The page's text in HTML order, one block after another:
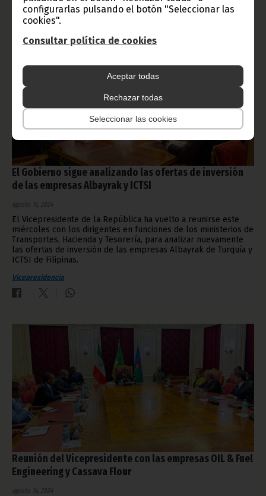
configurarlas pulsando el botón "Seleccionar las
cookies".
Consultar política de cookies
Aceptar todas
Rechazar todas
Seleccionar las cookies
El Gobierno sigue analizando las ofertas de inversión
de las empresas Albayrak y ICTSI
agosto 14, 2024
El Vicepresidente de la República ha vuelto a reunirse este
miércoles con los dirigentes en funciones de los ministerios de
Transportes, Hacienda y Tesorería, para analizar nuevamente
las ofertas de inversión de las empresas Albayrak de Turquía y
ICTSI de Filipinas.
Vicepresidencia
Reunión del Vicepresidente con las empresas OIL & Fuel
Engineering y Cassava Flour
agosto 14, 2024